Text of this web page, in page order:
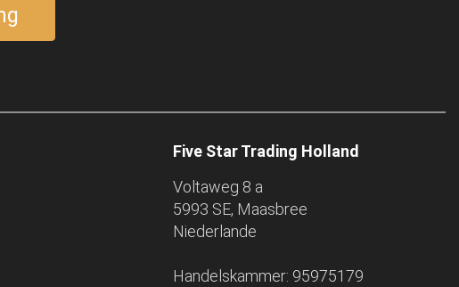
Five Star Trading Holland
Voltaweg 8 a
5993 SE, Maasbree
Niederlande
Handelskammer: 95975179